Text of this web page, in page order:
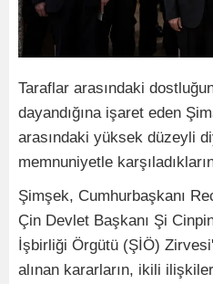
Taraflar arasındaki
dayandığına işaret eden
arasındaki yüksek düzeyli
memnuniyetle
Şimşek, Cumhurbaşkanı
Çin Devlet Başkanı Şi
İşbirliği Örgütü (ŞİÖ)
alınan kararların, ikili